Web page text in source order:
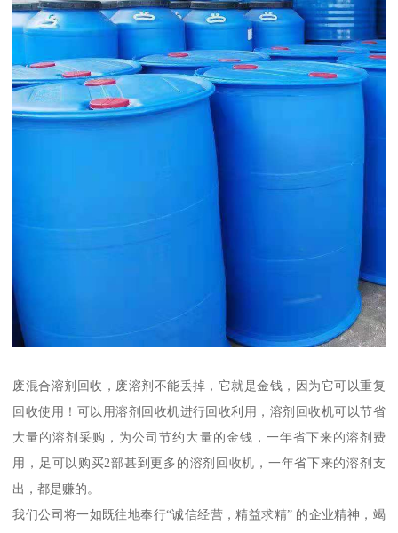
废混合溶剂回收，废溶剂不能丢掉，它就是金钱，因为它可以重复
回收使用！可以用溶剂回收机进行回收利用，溶剂回收机可以节省
大量的溶剂采购，为公司节约大量的金钱，一年省下来的溶剂费
用，足可以购买2部甚到更多的溶剂回收机，一年省下来的溶剂支
出，都是赚的。
我们公司将一如既往地奉行“诚信经营，精益求精” 的企业精神，竭